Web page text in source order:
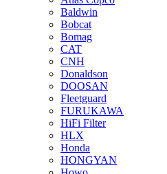
Baldwin
Bobcat
Bomag
CAT
CNH
Donaldson
DOOSAN
Fleetguard
FURUKAWA
HiFi Filter
HLX
Honda
HONGYAN